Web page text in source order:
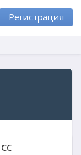
Регистрация